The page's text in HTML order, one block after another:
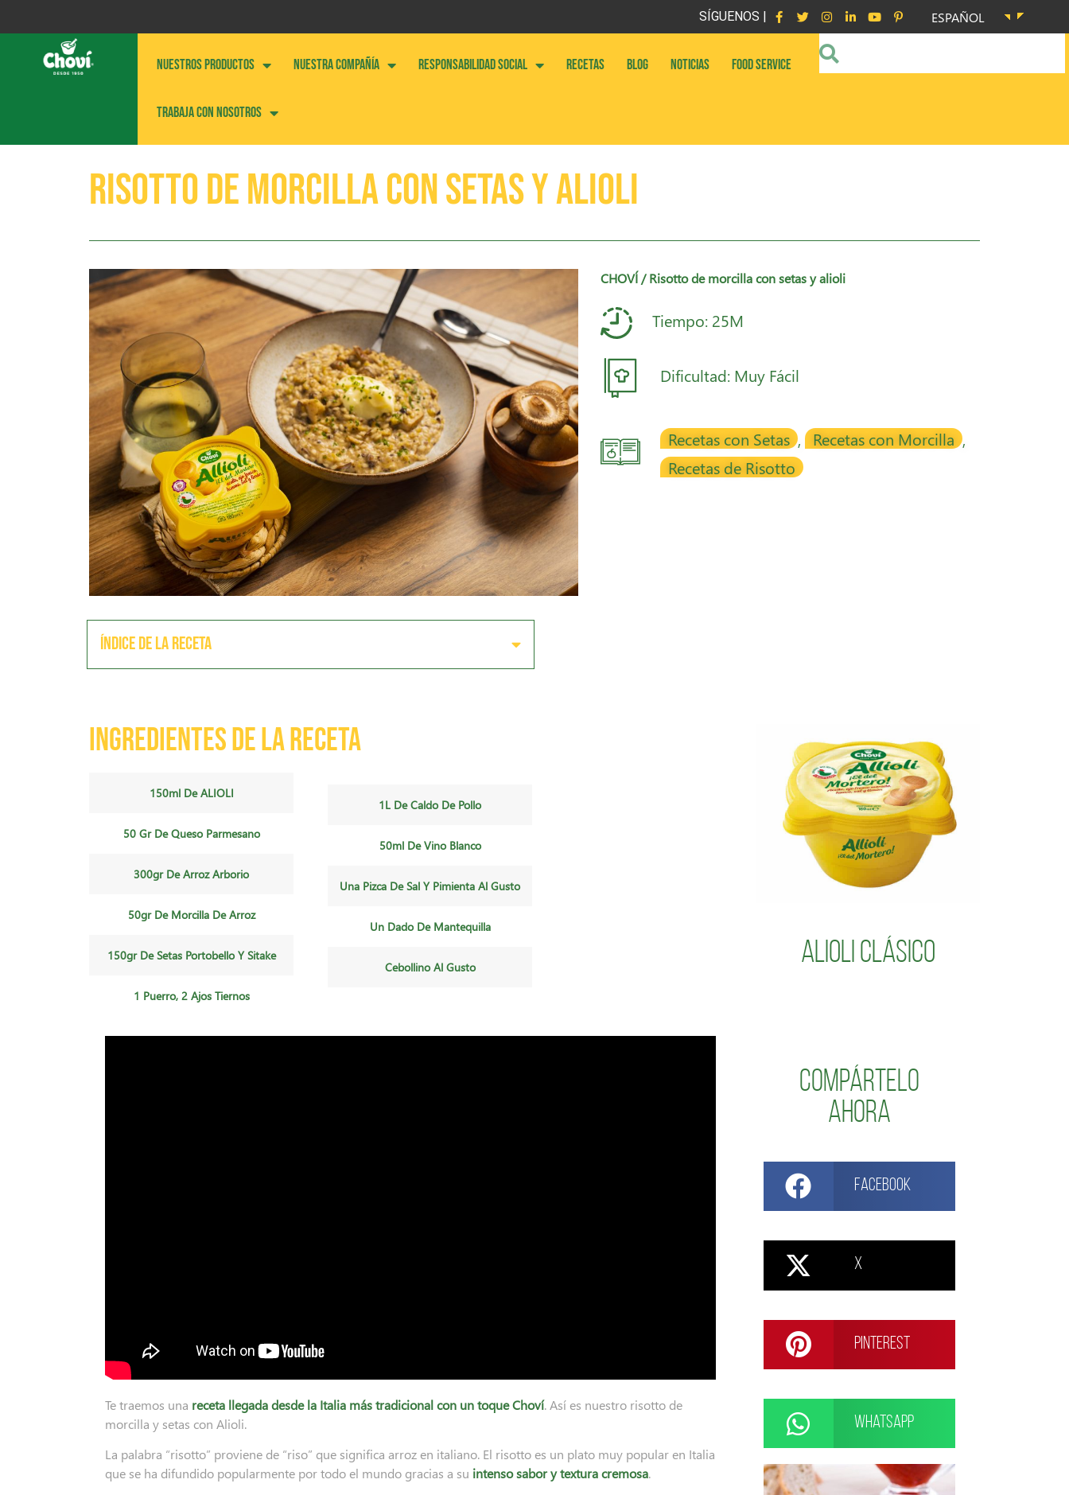
SÍGUENOS | ESPAÑOL
NUESTROS PRODUCTOS NUESTRA COMPAÑÍA RESPONSABILIDAD SOCIAL RECETAS BLOG NOTICIAS FOOD SERVICE
Trabaja con nosotros
Risotto de morcilla con setas y alioli
CHOVÍ / Risotto de morcilla con setas y alioli
Tiempo: 25M
Dificultad: Muy Fácil
Recetas con Setas , Recetas con Morcilla ,
Recetas de Risotto
Índice de la receta
Ingredientes de la receta
150ml De ALIOLI
50 Gr De Queso Parmesano
300gr De Arroz Arborio
50gr De Morcilla De Arroz
150gr De Setas Portobello Y Sitake
1 Puerro, 2 Ajos Tiernos
1L De Caldo De Pollo
50ml De Vino Blanco
Una Pizca De Sal Y Pimienta Al Gusto
Un Dado De Mantequilla
Cebollino Al Gusto Alioli Clásico
Te traemos una receta llegada desde la Italia más tradicional con un toque Choví. Así es nuestro risotto de
morcilla y setas con Alioli.
La palabra “risotto” proviene de “riso” que significa arroz en italiano. El risotto es un plato muy popular en Italia
que se ha difundido popularmente por todo el mundo gracias a su intenso sabor y textura cremosa.
Compártelo
ahora
Facebook
X
Pinterest
WhatsApp